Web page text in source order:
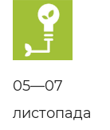
05—07
листопада